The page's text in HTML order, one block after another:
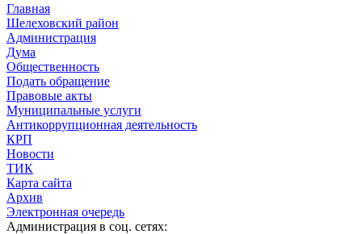
Главная
Шелеховский район
Администрация
Дума
Общественность
Подать обращение
Правовые акты
Муниципальные услуги
Антикоррупционная деятельность
КРП
Новости
ТИК
Карта сайта
Архив
Электронная очередь
Администрация в соц. сетях: